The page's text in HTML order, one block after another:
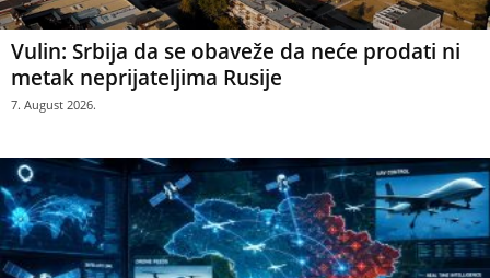
Vulin: Srbija da se obaveže da neće prodati ni
metak neprijateljima Rusije
7. August 2026.